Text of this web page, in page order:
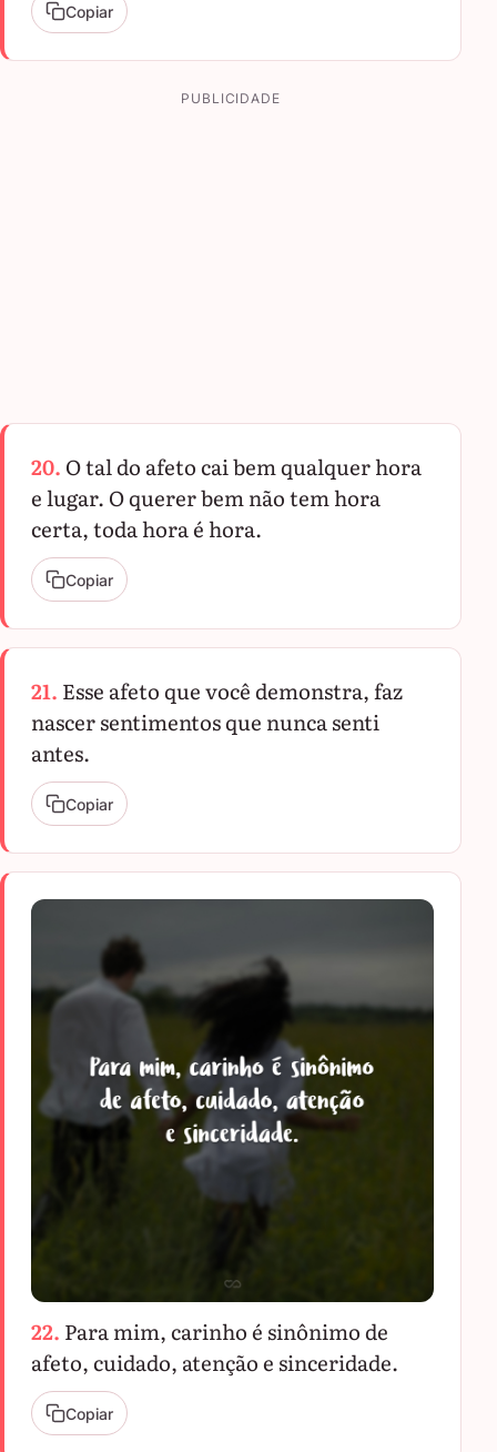
Copiar
PUBLICIDADE
20. O tal do afeto cai bem qualquer hora
e lugar. O querer bem não tem hora
certa, toda hora é hora.
Copiar
21. Esse afeto que você demonstra, faz
nascer sentimentos que nunca senti
antes.
Copiar
22. Para mim, carinho é sinônimo de
afeto, cuidado, atenção e sinceridade.
Copiar